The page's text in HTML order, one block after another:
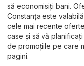
să economisiți bani.
Constanța este
cele mai recente
case și să vă
de promoțiile pe care
pagini.